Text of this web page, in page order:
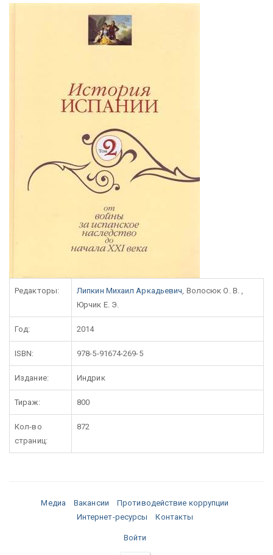
Редакторы: Липкин Михаил Аркадьевич , Волосюк О. В. ,
Юрчик Е. Э.
Год: 2014
ISBN: 978-5-91674-269-5
Издание: Индрик
Тираж: 800
Кол-во
страниц:
872
Медиа Вакансии
Противодействие коррупции
Интернет-ресурсы
Контакты
Войти